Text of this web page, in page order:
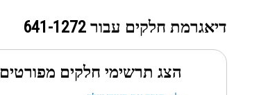
דיאגרמת חלקים עבור 641-1272
הצג תרשימי חלקים מפורטים